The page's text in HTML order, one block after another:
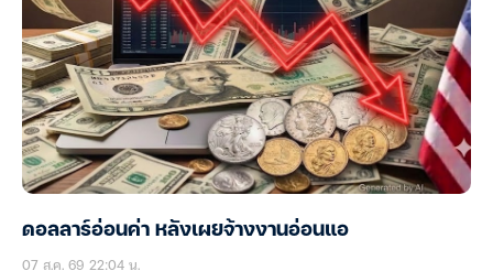
ดอลลาร์อ่อนค่า หลังเผยจ้างงานอ่อนแอ
07 ส.ค. 69 22:04 น.